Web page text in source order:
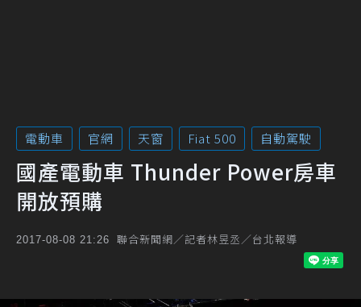
電動車 官網 天窗 Fiat 500 自動駕駛
國產電動車 Thunder Power房車
開放預購
2017-08-08 21:26 聯合新聞網／記者林昱丞／台北報導